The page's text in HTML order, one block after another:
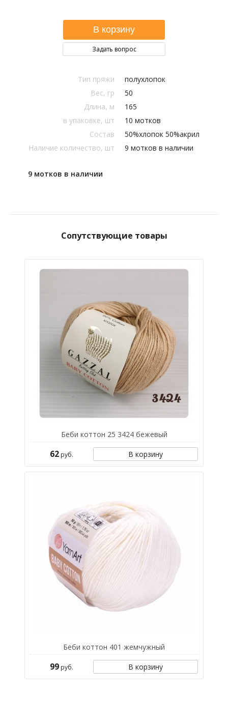
Задать вопрос
Тип пряжи
полухлопок
Вес, гр
50
Длина, м
165
в упаковке, шт
10 мотков
Состав
50%хлопок 50%акрил
Наличие количество, шт
9 мотков в наличии
9 мотков в наличии
Сопутствующие товары
Беби коттон 25 3424 бежевый
62 руб. В корзину
Беби коттон 401 жемчужный
99 руб. В корзину